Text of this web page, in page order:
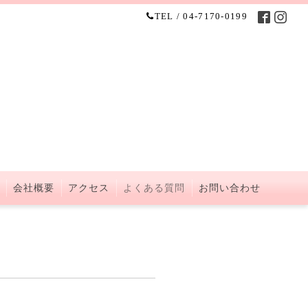
TEL / 04-7170-0199
会社概要 アクセス よくある質問 お問い合わせ